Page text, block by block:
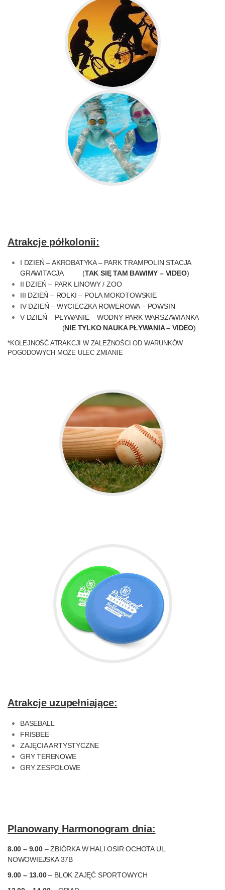
Atrakcje półkolonii:
I DZIEŃ – AKROBATYKA – PARK TRAMPOLIN STACJA
GRAWITACJA (TAK SIĘ TAM BAWIMY – VIDEO)
II DZIEŃ – PARK LINOWY / ZOO
III DZIEŃ – ROLKI – POLA MOKOTOWSKIE
IV DZIEŃ – WYCIECZKA ROWEROWA – POWSIN
V DZIEŃ – PŁYWANIE – WODNY PARK WARSZAWIANKA
(NIE TYLKO NAUKA PŁYWANIA – VIDEO)
*KOLEJNOŚĆ ATRAKCJI W ZALEŻNOŚCI OD WARUNKÓW
POGODOWYCH MOŻE ULEC ZMIANIE
Atrakcje uzupełniające:
BASEBALL
FRISBEE
ZAJĘCIA ARTYSTYCZNE
GRY TERENOWE
GRY ZESPOŁOWE
Planowany Harmonogram dnia:
8.00 – 9.00– ZBIÓRKA W HALI OSIR OCHOTA UL.
NOWOWIEJSKA 37B
9.00 – 13.00– BLOK ZAJĘĆ SPORTOWYCH